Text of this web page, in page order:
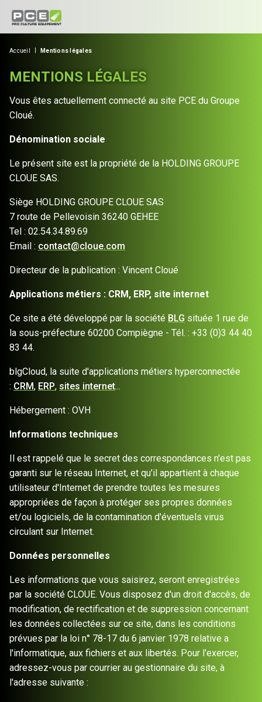
Accueil Mentions légales
MENTIONS LÉGALES
Vous êtes actuellement connecté au site PCE du Groupe
Cloué.
Dénomination sociale
Le présent site est la propriété de la HOLDING GROUPE
CLOUE SAS.
Siège HOLDING GROUPE CLOUE SAS
7 route de Pellevoisin 36240 GEHEE
Tel : 02.54.34.89.69
Email : contact@cloue.com
Directeur de la publication : Vincent Cloué
Applications métiers : CRM, ERP, site internet
Ce site a été développé par la société BLG située 1 rue de
la sous-préfecture 60200 Compiègne - Tél. : +33 (0)3 44 40
83 44.
blgCloud, la suite d'applications métiers hyperconnectée
: CRM, ERP, sites internet...
Hébergement : OVH
Informations techniques
Il est rappelé que le secret des correspondances n'est pas
garanti sur le réseau Internet, et qu'il appartient à chaque
utilisateur d'Internet de prendre toutes les mesures
appropriées de façon à protéger ses propres données
et/ou logiciels, de la contamination d'éventuels virus
circulant sur Internet.
Données personnelles
Les informations que vous saisirez, seront enregistrées
par la société CLOUE. Vous disposez d'un droit d'accès, de
modification, de rectification et de suppression concernant
les données collectées sur ce site, dans les conditions
prévues par la loi n° 78-17 du 6 janvier 1978 relative a
l'informatique, aux fichiers et aux libertés. Pour l'exercer,
adressez-vous par courrier au gestionnaire du site, à
l'adresse suivante :